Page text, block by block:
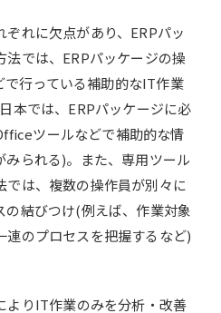
れに欠点があり、ERPパッ
では、ERPパッケージの操
行っている補助的なIT作業
本では、ERPパッケージに必
ツールなどで補助的な情
られる)。また、専用ツール
では、複数の操作員が別々に
の結びつけ(例えば、作業対象
連のプロセスを把握するなど)
よりIT作業のみを分析・改善